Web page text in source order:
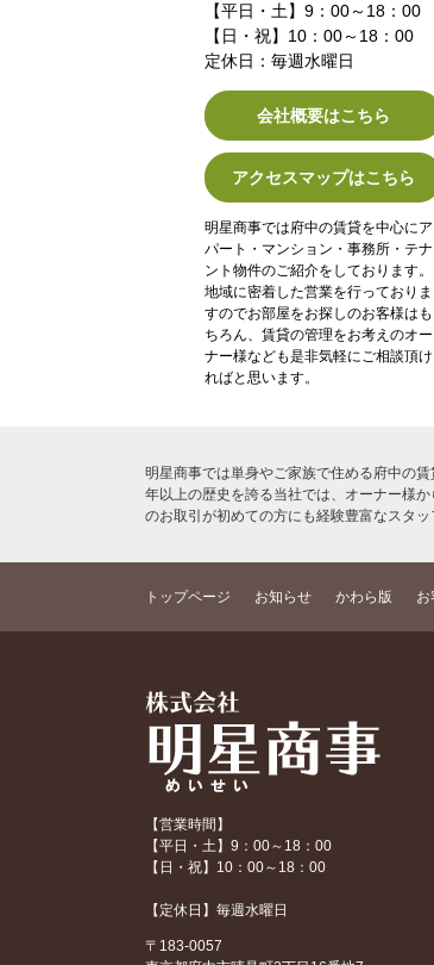
【平日・土】9：00～18：00
【日・祝】10：00～18：00
定休日：毎週水曜日
会社概要はこちら
アクセスマップはこちら
明星商事では府中の賃貸を中心にア
パート・マンション・事務所・テナ
ント物件のご紹介をしております。
地域に密着した営業を行っておりま
すのでお部屋をお探しのお客様はも
ちろん、賃貸の管理をお考えのオー
ナー様なども是非気軽にご相談頂け
ればと思います。
明星商事では単身やご家族で住める府中の
年以上の歴史を誇る当社では、オーナー様
のお取引が初めての方にも経験豊富なスタ
トップページ お知らせ かわら版 お
【営業時間】
【平日・土】9：00～18：00
【日・祝】10：00～18：00
【定休日】毎週水曜日
〒183-0057